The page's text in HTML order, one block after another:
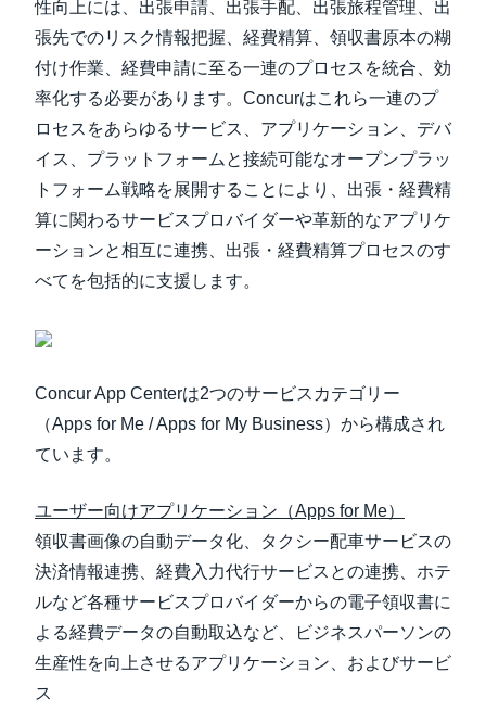
性向上には、出張申請、出張手配、出張旅程管理、出
張先でのリスク情報把握、経費精算、領収書原本の糊
付け作業、経費申請に至る一連のプロセスを統合、効
率化する必要があります。Concurはこれら一連のプ
ロセスをあらゆるサービス、アプリケーション、デバ
イス、プラットフォームと接続可能なオープンプラッ
トフォーム戦略を展開することにより、出張・経費精
算に関わるサービスプロバイダーや革新的なアプリケ
ーションと相互に連携、出張・経費精算プロセスのす
べてを包括的に支援します。
Concur App Centerは2つのサービスカテゴリー
（Apps for Me / Apps for My Business）から構成され
ています。
ユーザー向けアプリケーション（Apps for Me）
領収書画像の自動データ化、タクシー配車サービスの
決済情報連携、経費入力代行サービスとの連携、ホテ
ルなど各種サービスプロバイダーからの電子領収書に
よる経費データの自動取込など、ビジネスパーソンの
生産性を向上させるアプリケーション、およびサービ
ス